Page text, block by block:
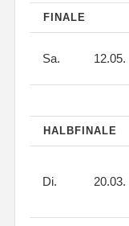
FINALE
Sa. 12.05.
HALBFINALE
Di. 20.03.